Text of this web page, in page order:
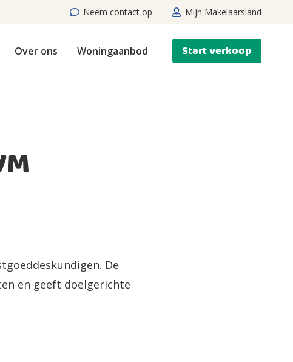
Neem contact op Mijn Makelaarsland
Over ons Woningaanbod Start verkoop
De
en geeft doelgerichte